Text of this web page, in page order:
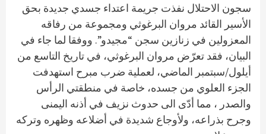
سجون الاحتلال نفذت جريمة اعتداء جسدي جديدة بحق
الأسير القائد مروان البرغوثي ومجموعة من رفاقه
المعزولين في زنازين سجن “مجيدو”. ووفقا لما جاء في
البيان، فقد تعرّض مروان البرغوثي، في تاريخ التاسع من
أيلول/سبتمبر الماضي، لعملية ضرب مبرح استهدفت
الجزء العلوي من جسده، خاصة في منطقتي الرأس
والصدر ، مما أدّى الى حدوث نزيف في أذنه اليمنى
وجرح بذراعه، ولأوجاع شديدة في أضلاعه وظهره وتركه